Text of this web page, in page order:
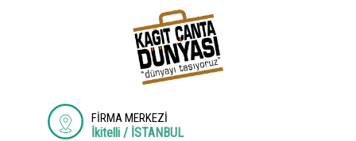
FİRMA MERKEZİ
İkitelli / İSTANBUL